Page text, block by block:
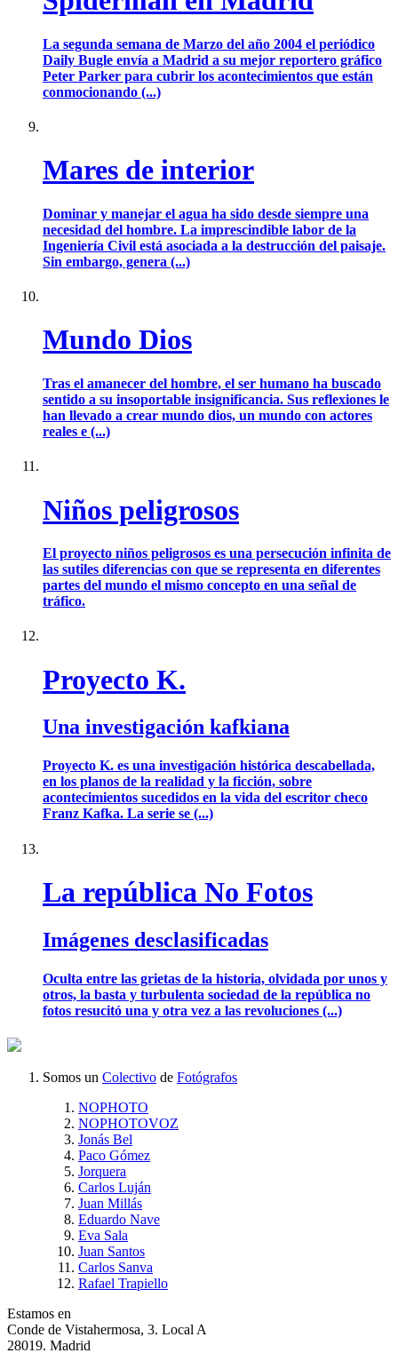
La segunda semana de Marzo del año 2004 el periódico
Daily Bugle envía a Madrid a su mejor reportero gráfico
Peter Parker para cubrir los acontecimientos que están
conmocionando (...)
Mares de interior
Dominar y manejar el agua ha sido desde siempre una
necesidad del hombre. La imprescindible labor de la
Ingeniería Civil está asociada a la destrucción del paisaje.
Sin embargo, genera (...)
Mundo Dios
Tras el amanecer del hombre, el ser humano ha buscado
sentido a su insoportable insignificancia. Sus reflexiones le
han llevado a crear mundo dios, un mundo con actores
reales e (...)
Niños peligrosos
El proyecto niños peligrosos es una persecución infinita de
las sutiles diferencias con que se representa en diferentes
partes del mundo el mismo concepto en una señal de
tráfico.
Proyecto K.
Una investigación kafkiana
Proyecto K. es una investigación histórica descabellada,
en los planos de la realidad y la ficción, sobre
acontecimientos sucedidos en la vida del escritor checo
Franz Kafka. La serie se (...)
La república No Fotos
Imágenes desclasificadas
Oculta entre las grietas de la historia, olvidada por unos y
otros, la basta y turbulenta sociedad de la república no
fotos resucitó una y otra vez a las revoluciones (...)
Somos un Colectivo de Fotógrafos
NOPHOTO
NOPHOTOVOZ
Jonás Bel
Paco Gómez
Jorquera
Carlos Luján
Juan Millás
Eduardo Nave
Eva Sala
Juan Santos
Carlos Sanva
Rafael Trapiello
Estamos en
Conde de Vistahermosa, 3. Local A
28019. Madrid